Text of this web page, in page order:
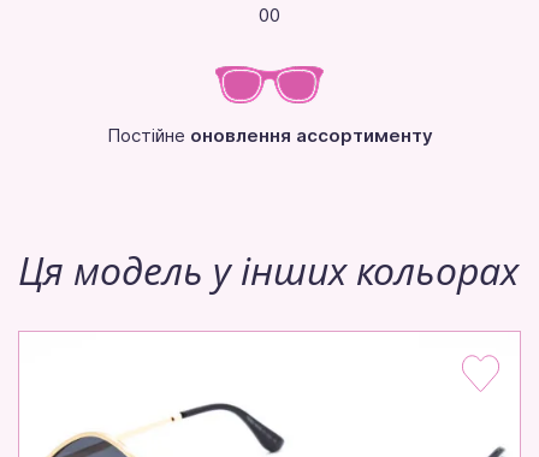
00
Постійне оновлення ассортименту
Ця модель у інших кольорах